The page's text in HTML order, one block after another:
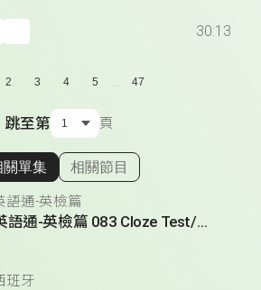
30:13
2 3 4 5 ... 47
跳至第 頁
顯示相關單集
關單集 相關節目
語通-英檢篇
超級英語通-英檢篇 083 Cloze Test/段落填空-13
班牙